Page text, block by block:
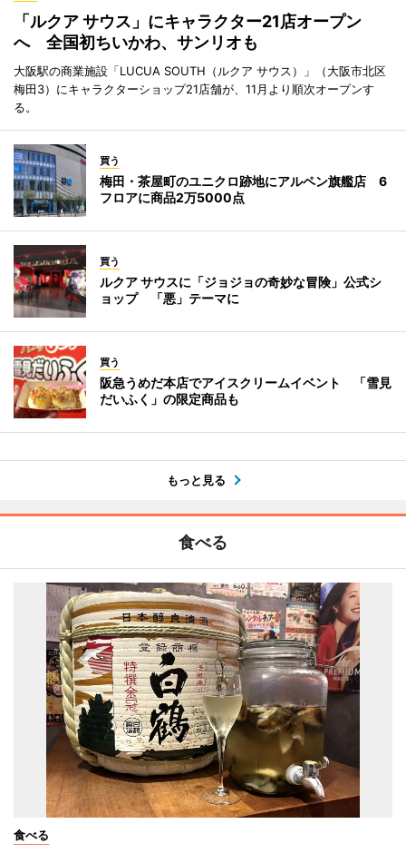
「ルクア サウス」にキャラクター21店オープン
へ 全国初ちいかわ、サンリオも
大阪駅の商業施設「LUCUA SOUTH（ルクア サウス）」（大阪市北区
梅田3）にキャラクターショップ21店舗が、11月より順次オープンす
る。
買う
梅田・茶屋町のユニクロ跡地にアルペン旗艦店 6
フロアに商品2万5000点
買う
ルクア サウスに「ジョジョの奇妙な冒険」公式シ
ョップ 「悪」テーマに
買う
阪急うめだ本店でアイスクリームイベント 「雪見
だいふく」の限定商品も
もっと見る
食べる
食べる